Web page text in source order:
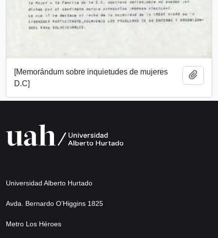
[Memorándum sobre inquietudes de mujeres
D.C]
Universidad Alberto Hurtado
Avda. Bernardo O’Higgins 1825
Metro Los Héroes